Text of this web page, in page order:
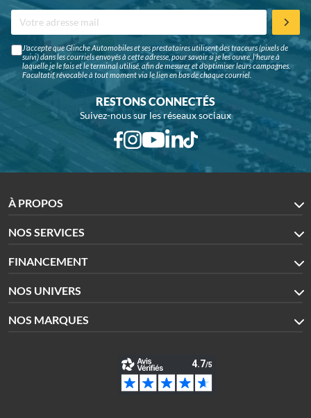
J'accepte que Glinche Automobiles et ses prestataires utilisent des traceurs (pixels de
suivi) dans les courriels envoyés à cette adresse, pour savoir si je les ouvre, l'heure à
laquelle je le fais et le terminal utilisé, afin de mesurer et d'optimiser leurs campagnes.
Facultatif, révocable à tout moment via le lien en bas de chaque courriel.
RESTONS CONNECTÉS
Suivez-nous sur les réseaux sociaux
À PROPOS
NOS SERVICES
FINANCEMENT
NOS UNIVERS
NOS MARQUES